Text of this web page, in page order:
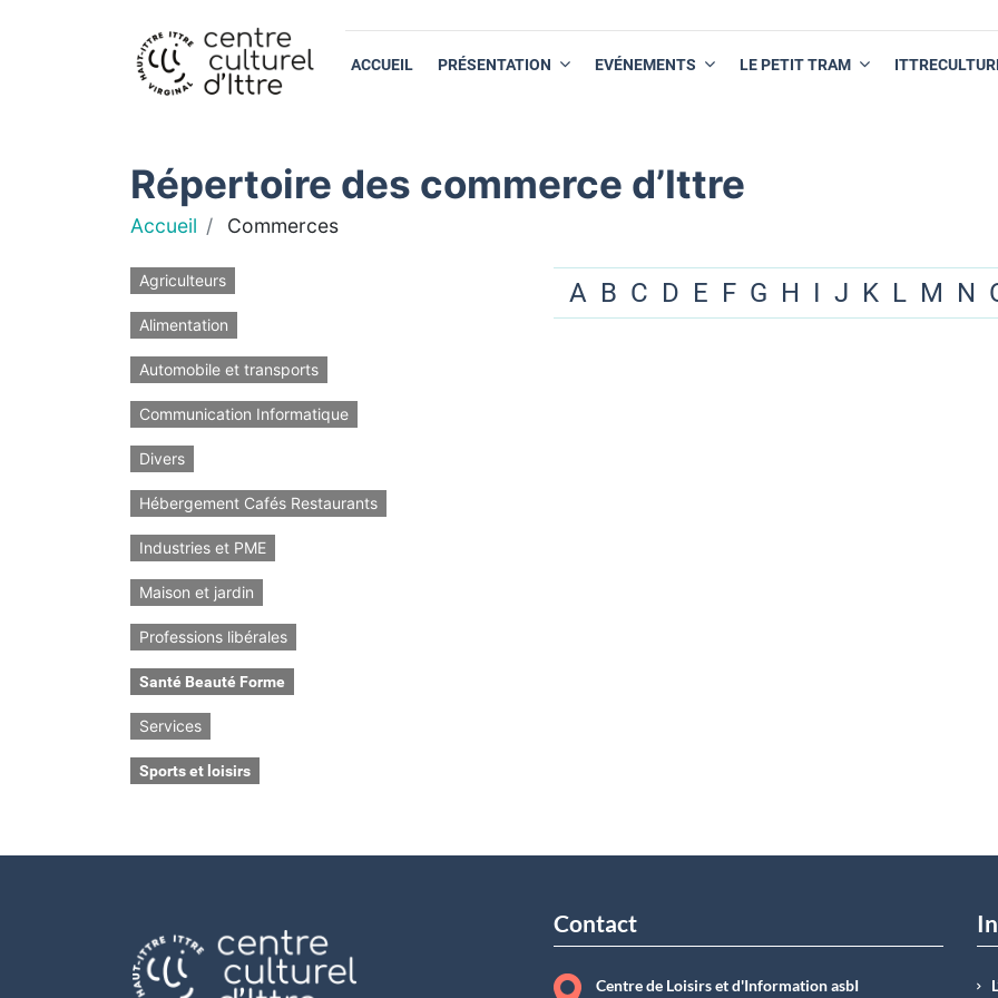
ACCUEIL PRÉSENTATION EVÉNEMENTS LE PETIT TRAM
Répertoire des commerce d’Ittre
Accueil Commerces
Agriculteurs
Alimentation
Automobile et transports
Communication Informatique
Divers
Hébergement Cafés Restaurants
Industries et PME
Maison et jardin
Professions libérales
Santé Beauté Forme
Services
Sports et loisirs
A B C D E F G H I J K L M N
Contact
Centre de Loisirs et d'Information asbI